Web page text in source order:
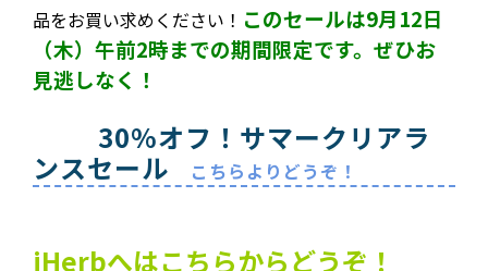
品をお買い求めください！ このセールは9月12日
（木）午前2時までの期間限定です。ぜひお
見逃しなく！
30%オフ！サマークリアラ
ンスセール
こちらよりどうぞ！
iHerbへはこちらからどうぞ！